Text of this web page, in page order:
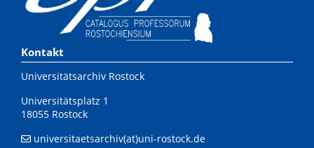
Kontakt
Universitätsarchiv Rostock
Universitätsplatz 1
18055 Rostock
universitaetsarchiv(at)uni-rostock.de